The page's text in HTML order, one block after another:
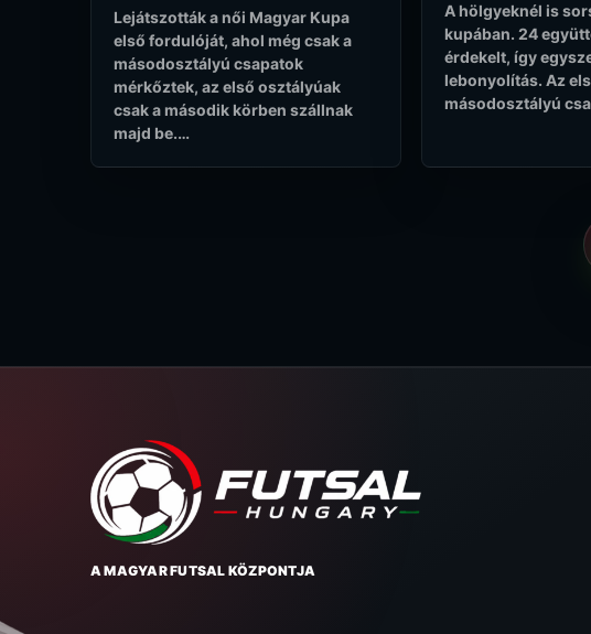
Lejátszották a női Magyar Kupa
első fordulóját, ahol még csak a
másodosztályú csapatok
mérkőztek, az első osztályúak
csak a második körben szállnak
majd be.…
A hölgyeknél is
kupában. 24
érdekelt, így
lebonyolítás. Az
másodosztályú
A MAGYAR FUTSAL KÖZPONTJA